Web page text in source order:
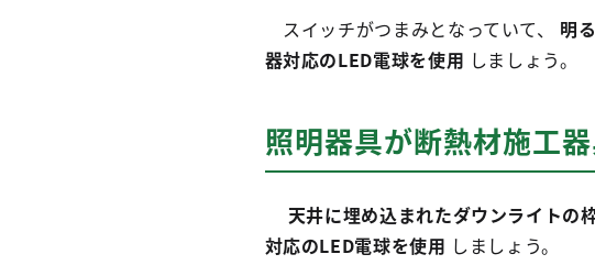
スイッチがつまみとなっていて、
明
器対応のLED電球を使用 しましょう。
照明器具が断熱材施工
天井に埋め込まれたダウンライト
対応のLED電球を使用 しましょう。